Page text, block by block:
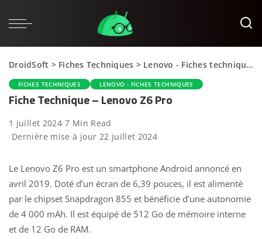
DroidSoft > Fiches Techniques > Lenovo - Fiches techniques
FICHES TECHNIQUES LENOVO - FICHES TECHNIQUES
Fiche Technique – Lenovo Z6 Pro
1 juillet 2024 7 Min Read
Dernière mise à jour 22 juillet 2024
Le Lenovo Z6 Pro est un smartphone Android annoncé en
avril 2019. Doté d’un écran de 6,39 pouces, il est alimenté
par le chipset Snapdragon 855 et bénéficie d’une autonomie
de 4 000 mAh. Il est équipé de 512 Go de mémoire interne
et de 12 Go de RAM.